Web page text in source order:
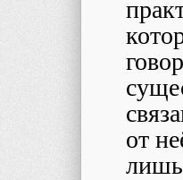
от
лишь